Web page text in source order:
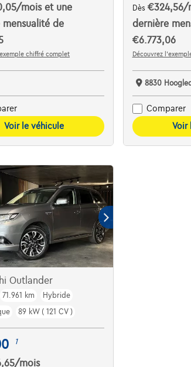
/moiset une
mensualité de
chiffré complet
Voir le véhicule
Dès €324,56/
dernière
€6.773,06
Découvrez
8830
Comparer
Voir
Outlander
71.961 km
Hybride
89 kW ( 121 CV )
1
/mois